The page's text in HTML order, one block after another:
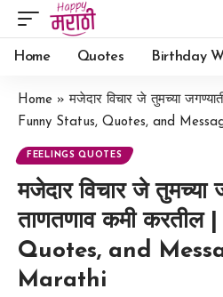
Home Quotes Birthday
Home »मजेदार विचार जे तुमच्या
Funny Status, Quotes, and
FEELINGS QUOTES
मजेदार विचार जे तुमच्या
ताणतणाव कमी
Quotes, and
Marathi